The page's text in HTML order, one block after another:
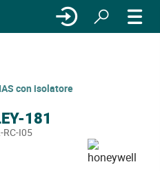
con isolatore
181
RC-I05